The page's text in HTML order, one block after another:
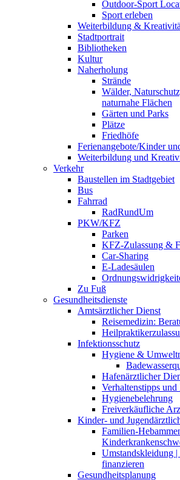
Outdoor-Sport
Sport erleben
Weiterbildung &
Stadtportrait
Bibliotheken
Kultur
Naherholung
Strände
Wälder,
naturnahe Flächen
Gärten und Parks
Plätze
Friedhöfe
Ferienangebote/Kinder
Weiterbildung und
Verkehr
Baustellen im Stadtgebiet
Bus
Fahrrad
RadRundUm
PKW/KFZ
Parken
KFZ-Zulassung &
Car-Sharing
E-Ladesäulen
Zu Fuß
Gesundheitsdienste
Amtsärztlicher Dienst
Reisemedizin:
Infektionsschutz
Hygiene &
Hafenärztlicher
Verhaltenstipps
Hygienebelehrung
Freiverkäufliche
Kinder- und
Familien-
Umstandskleidung |
finanzieren
Gesundheitsplanung